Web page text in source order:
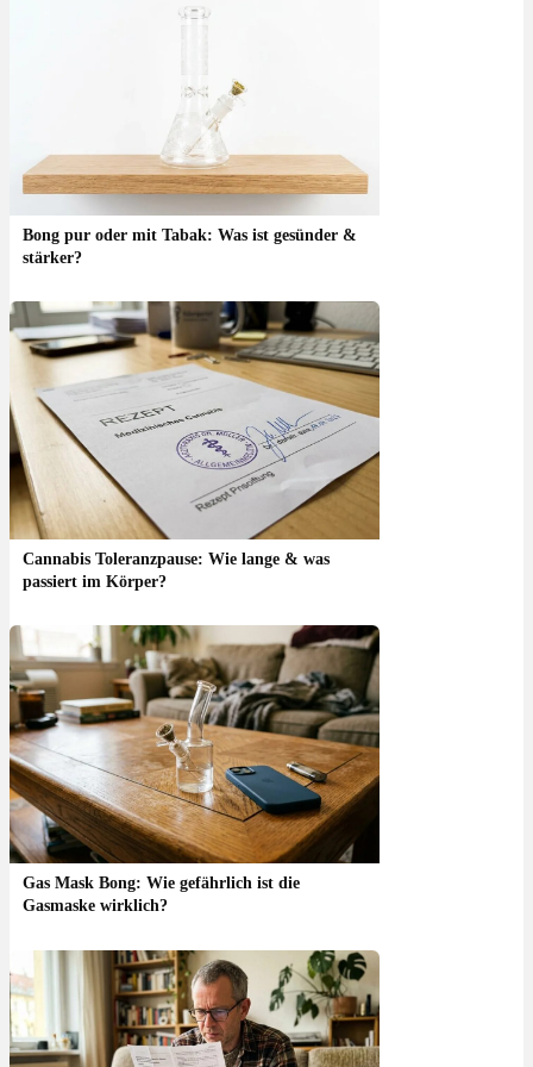
Bong pur oder mit Tabak: Was ist gesünder &
stärker?
Cannabis Toleranzpause: Wie lange & was
passiert im Körper?
Gas Mask Bong: Wie gefährlich ist die
Gasmaske wirklich?